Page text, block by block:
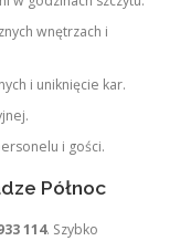
wnętrzach i
i uniknięcie kar.
i gości.
Północ
114. Szybko